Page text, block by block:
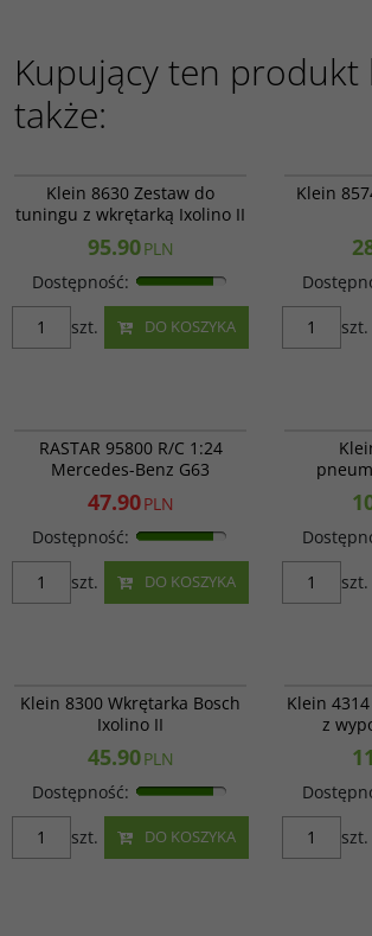
Kupujący ten produkt
także:
Klein 8630 Zestaw do
tuningu z wkrętarką Ixolino II
95.90PLN
Dostępność:
DO KOSZYKA
szt.
Klein
szt.
PROMOCJA
RASTAR 95800 R/C 1:24
Mercedes-Benz G63
47.90PLN
Dostępność:
DO KOSZYKA
szt. szt.
Klein 8300 Wkrętarka Bosch
Ixolino II
45.90PLN
Dostępność:
DO KOSZYKA
szt.
Klein
z
szt.